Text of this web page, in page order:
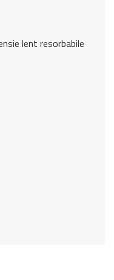
lent resorbabile